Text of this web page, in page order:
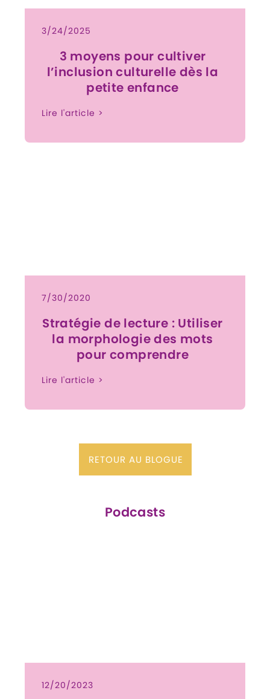
3/24/2025
3 moyens pour cultiver
l’inclusion culturelle dès la
petite enfance
Lire l'article >
7/30/2020
Stratégie de lecture : Utiliser
la morphologie des mots
pour comprendre
Lire l'article >
RETOUR AU BLOGUE
Podcasts
12/20/2023